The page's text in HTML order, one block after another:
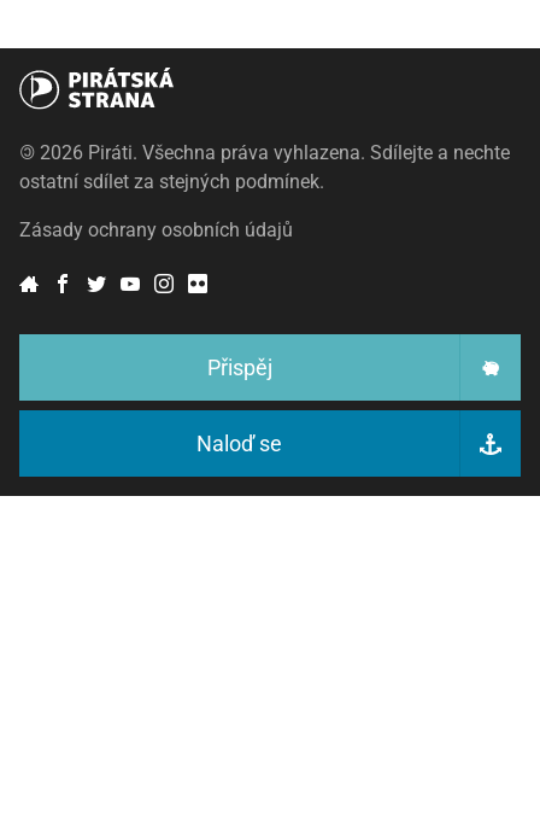
© 2026 Piráti. Všechna práva vyhlazena. Sdílejte a nechte
ostatní sdílet za stejných podmínek.
Zásady ochrany osobních údajů
Přispěj
Naloď se